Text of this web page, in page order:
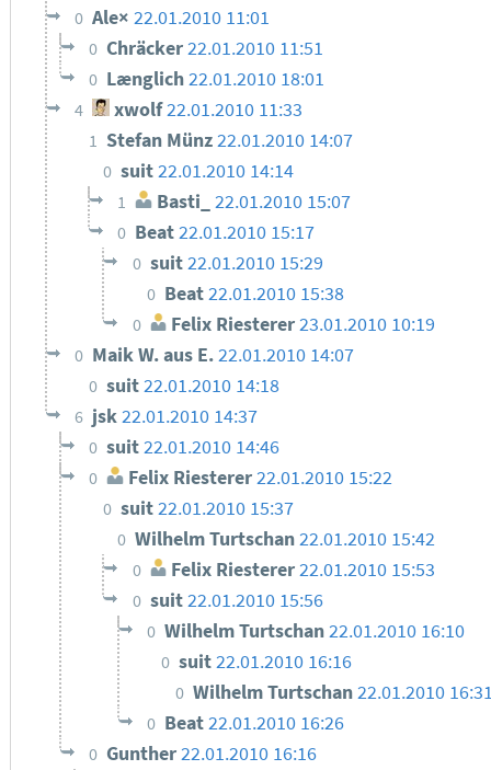
0 Ale× 22.01.2010 11:01
0 Chräcker22.01.2010 11:51
0 Længlich22.01.2010 18:01
4 xwolf22.01.2010 11:33
1 Stefan Münz22.01.2010 14:07
0 suit22.01.2010 14:14
1 Basti_ 22.01.2010 15:07
0 Beat22.01.2010 15:17
0 suit22.01.2010 15:29
0 Beat22.01.2010 15:38
0 Felix Riesterer23.01.2010 10:19
0 Maik W. aus E.22.01.2010 14:07
0 suit22.01.2010 14:18
6 jsk22.01.2010 14:37
0 suit22.01.2010 14:46
0 Felix Riesterer22.01.2010 15:22
0 suit22.01.2010 15:37
0 Wilhelm Turtschan22.01.2010 15:42
0 Felix Riesterer22.01.2010 15:53
0 suit22.01.2010 15:56
0 Wilhelm Turtschan22.01.2010 16:10
0 suit22.01.2010 16:16
0 Wilhelm Turtschan22.01.2010
0 Beat22.01.2010 16:26
0 Gunther22.01.2010 16:16